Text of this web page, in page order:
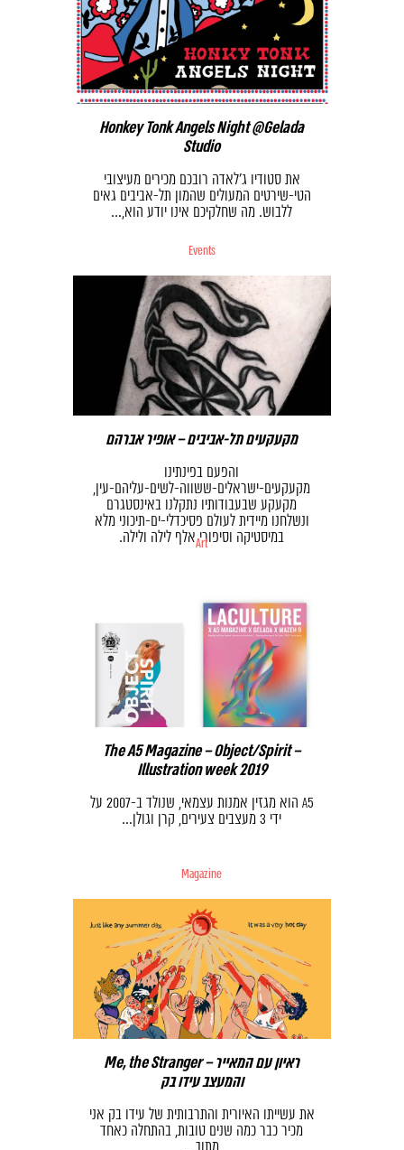
Honkey Tonk Angels Night @Gelada
Studio
את סטודיו ג׳לאדה רובכם מכירים מעיצובי
הטי-שירטים המעולים שהמון תל-אביבים גאים
ללבוש. מה שחלקיכם אינו יודע הוא,…
Events
מקעקעים תל-אביבים – אופיר אברהם
והפעם בפינתינו
מקעקעים-ישראלים-ששווה-לשים-עליהם-עין,
מקעקע שבעבודותיו נתקלנו באינסטגרם
ונשלחנו מיידית לעולם פסיכדלי-ים-תיכוני מלא
במיסטיקה וסיפורי אלף לילה ולילה.
Art
The A5 Magazine – Object/Spirit –
Illustration week 2019
A5 הוא מגזין אמנות עצמאי, שנולד ב-2007 על
ידי 3 מעצבים צעירים, קרן וגולן…
Magazine
Me, the Stranger – ראיון עם המאייר
והמעצב עידו בק
את עשייתו האיורית והתרבותית של עידו בק אני
מכיר כבר כמה שנים טובות, בהתחלה כאחד